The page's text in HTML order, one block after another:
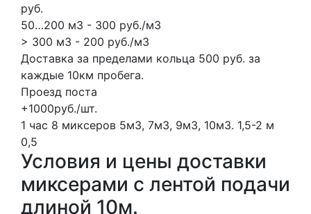
руб.
50…200 м3 - 300 руб./м3
> 300 м3 - 200 руб./м3
Доставка за пределами кольца 500 руб. за
каждые 10км пробега.
Проезд поста
+1000руб./шт.
1 час 8 миксеров 5м3, 7м3, 9м3, 10м3. 1,5-2 м
0,5
Условия и цены доставки
миксерами с лентой подачи
длиной 10м.